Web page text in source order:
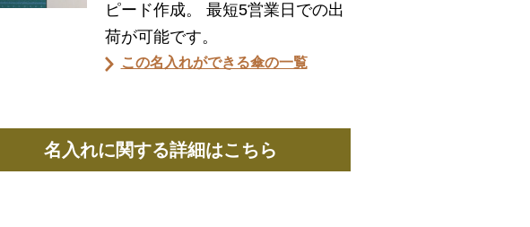
ピード作成。 最短5営業日での出
荷が可能です。
この名入れができる傘の一覧
名入れに関する詳細はこちら